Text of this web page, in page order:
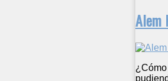
Alem